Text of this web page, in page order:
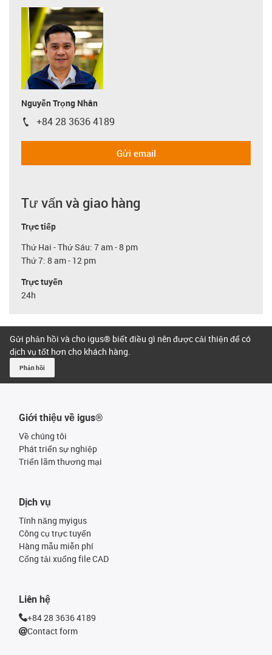
Nguyễn Trọng Nhân
igus-icon-phone
+84 28 3636 4189
Gửi email
Tư vấn và giao hàng
Trực tiếp
Thứ Hai - Thứ Sáu: 7 am - 8 pm
Thứ 7: 8 am - 12 pm
Trực tuyến
24h
Gửi phản hồi và cho igus® biết điều gì nên được cải thiện để có
dịch vụ tốt hơn cho khách hàng.
Phản hồi
Giới thiệu về igus®
Về chúng tôi
Phát triển sự nghiệp
Triển lãm thương mại
Dịch vụ
Tính năng myigus
Công cụ trực tuyến
Hàng mẫu miễn phí
Cổng tải xuống file CAD
Liên hệ
+84 28 3636 4189
Contact form